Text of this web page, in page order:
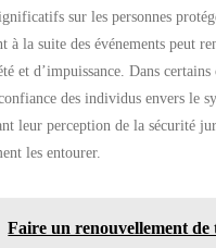
sur les personnes
à la suite des événements peut
et d’impuissance. Dans certains
des individus envers le
leur perception de la sécurité
les entourer.
Faire un renouvellement de